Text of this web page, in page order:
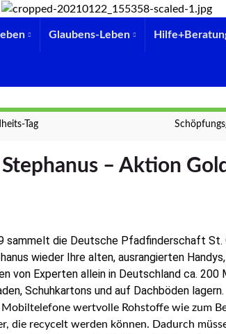
Glaubens-Leben
Tag
Stephanus – Aktion
sammelt die Deutsche Pfadfinderschaft St.
wieder Ihre alten, ausrangierten
von Experten allein in Deutschland ca. 200
Schuhkartons und auf Dachböden lagern.
wertvolle Rohstoffe wie zum
die recycelt werden können. Dadurch